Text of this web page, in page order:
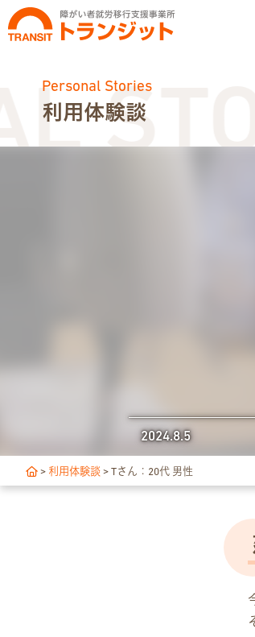
3つの支援
スキルアッ
アク
交通アクセ
Personal Stories
利用体験談
2024.8.5
> 利用体験談 > Tさん：20代 男性